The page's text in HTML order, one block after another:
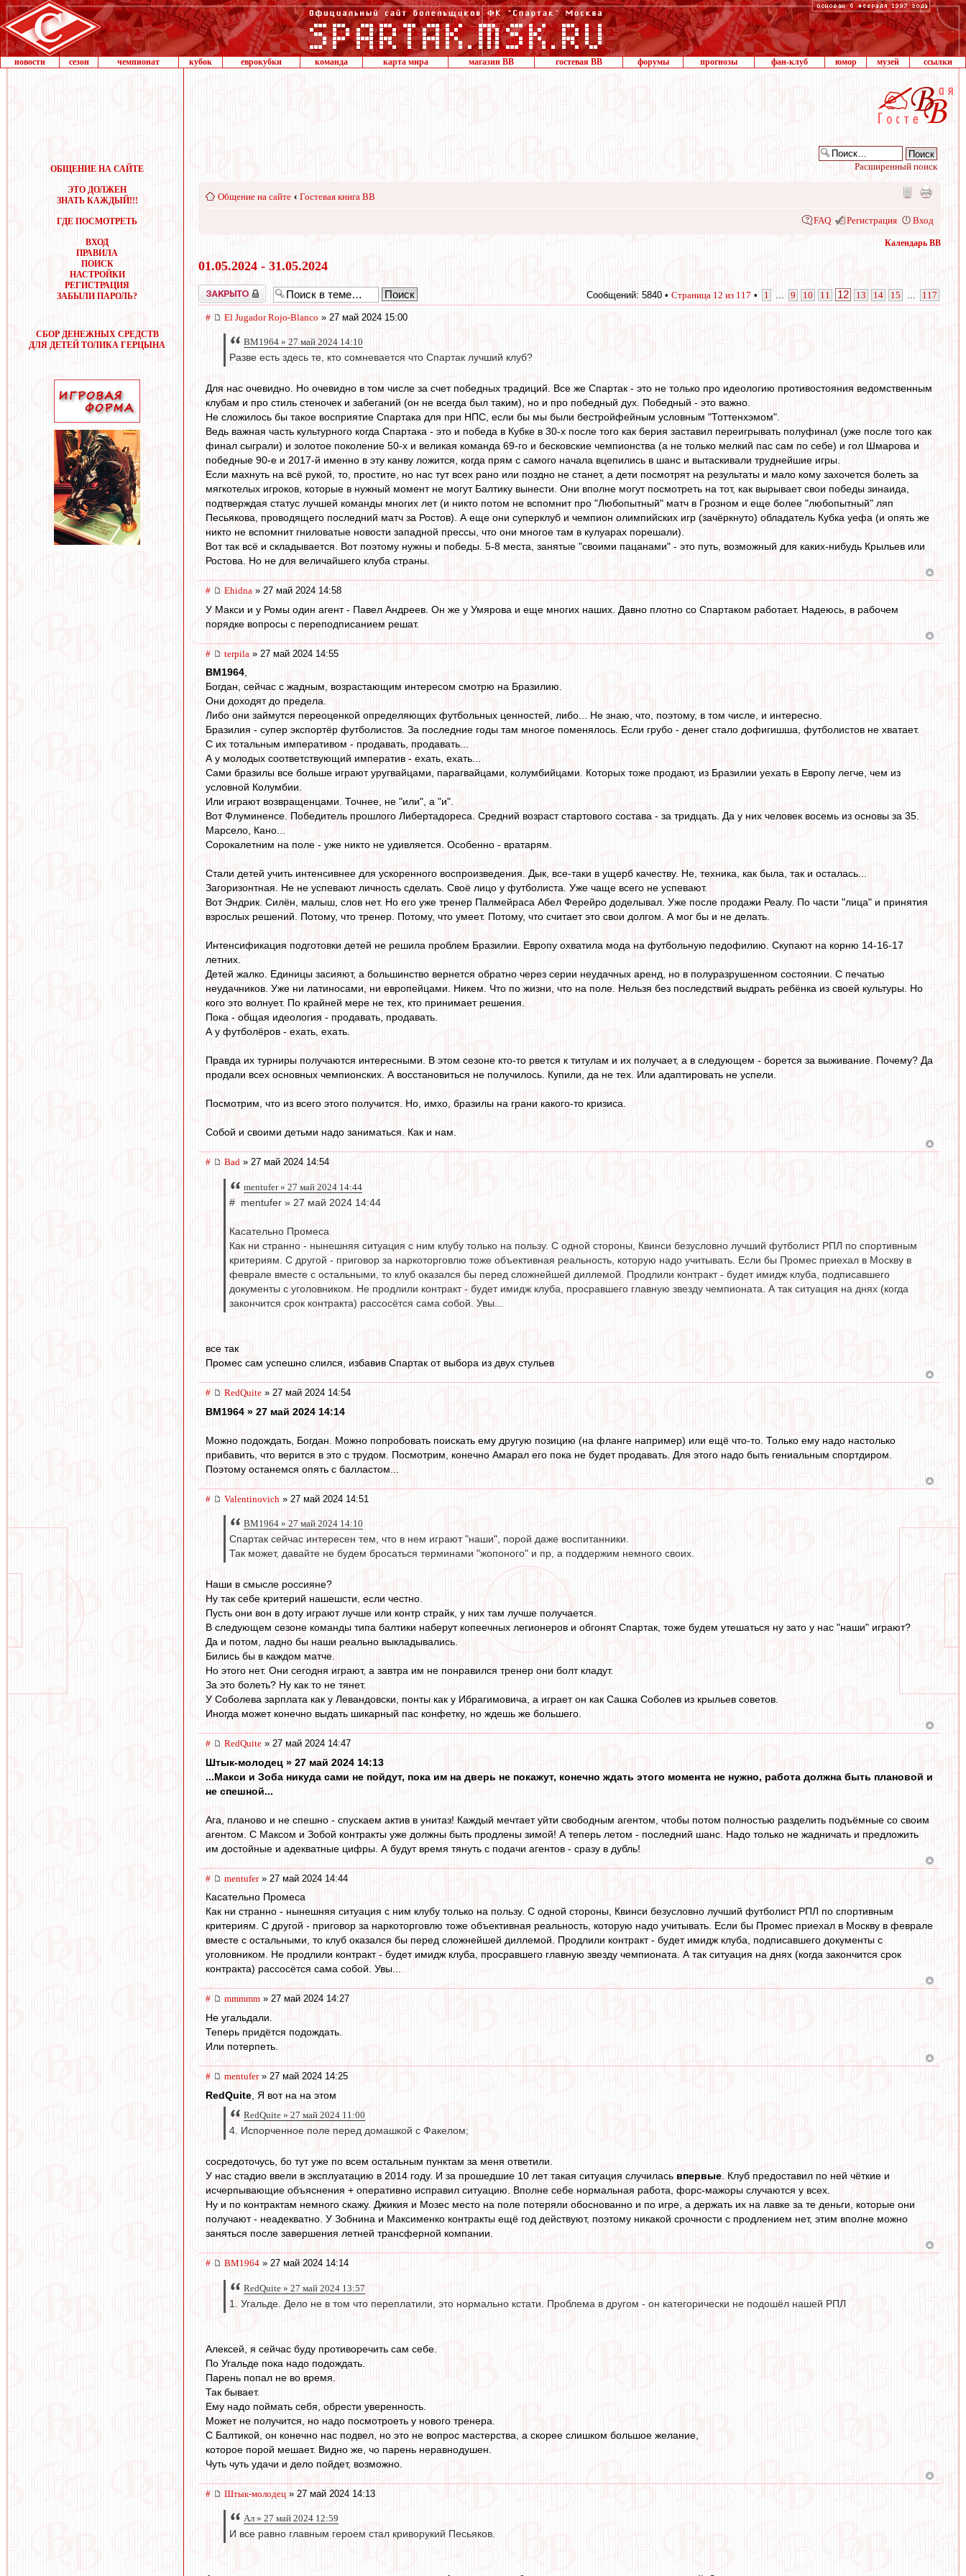
новости сезон чемпионат кубок еврокубки команда карта мира магазин ВВ гостевая ВВ форумы прогнозы фан-клуб юмор музей ссылки
ОБЩЕНИЕ НА САЙТЕ
ЭТО ДОЛЖЕН
ЗНАТЬ КАЖДЫЙ!!!
ГДЕ ПОСМОТРЕТЬ
ВХОД
ПРАВИЛА
ПОИСК
НАСТРОЙКИ
РЕГИСТРАЦИЯ
ЗАБЫЛИ ПАРОЛЬ?
СБОР ДЕНЕЖНЫХ СРЕДСТВ
ДЛЯ ДЕТЕЙ ТОЛИКА ГЕРЦЫНА
Расширенный поиск
Общение на сайте ‹ Гостевая книга ВВ
FAQ Регистрация Вход
Календарь ВВ
01.05.2024 - 31.05.2024
Закрыто Сообщений: 5840 • Страница 12 из 117 • 1 9 10 11 12 13 14 15 117
# El Jugador Rojo-Blanco » 27 май 2024 15:00
BM1964 » 27 май 2024 14:10
Разве есть здесь те, кто сомневается что Спартак лучший клуб?
Для нас очевидно. Но очевидно в том числе за счет победных традиций. Все же Спартак - это не только про идеологию противостояния ведомственным
клубам и про стиль стеночек и забеганий (он не всегда был таким), но и про победный дух. Победный - это важно.
Не сложилось бы такое восприятие Спартака для при НПС, если бы мы были бестройфейным условным "Тоттенхэмом".
Ведь важная часть культурного когда Спартака - это и победа в Кубке в 30-х после того как берия заставил переигрывать полуфинал (уже после того как
финал сыграли) и золотое поколение 50-х и великая команда 69-го и бесковские чемпионства (а не только мелкий пас сам по себе) и гол Шмарова и
победные 90-е и 2017-й именно в эту канву ложится, когда прям с самого начала вцепились в шанс и вытаскивали труднейшие игры.
Если махнуть на всё рукой, то, простите, но нас тут всех рано или поздно не станет, а дети посмотрят на результаты и мало кому захочется болеть за
мягкотелых игроков, которые в нужный момент не могут Балтику вынести. Они вполне могут посмотреть на тот, как вырывает свои победы зинаида,
подтверждая статус лучшей команды многих лет (и никто потом не вспомнит про "Любопытный" матч в Грозном и еще более "любопытный" ляп
Песьякова, проводящего последний матч за Ростов). А еще они суперклуб и чемпион олимпийских игр (зачёркнуто) обладатель Кубка уефа (и опять же
никто не вспомнит гниловатые новости западной прессы, что они многое там в кулуарах порешали).
Вот так всё и складывается. Вот поэтому нужны и победы. 5-8 места, занятые "своими пацанами" - это путь, возможный для каких-нибудь Крыльев или
Ростова. Но не для величайшего клуба страны.
# Ehidna » 27 май 2024 14:58
У Макси и у Ромы один агент - Павел Андреев. Он же у Умярова и еще многих наших. Давно плотно со Спартаком работает. Надеюсь, в рабочем
порядке вопросы с переподписанием решат.
# terpila » 27 май 2024 14:55
BM1964,
Богдан, сейчас с жадным, возрастающим интересом смотрю на Бразилию.
Они доходят до предела.
Либо они займутся переоценкой определяющих футбольных ценностей, либо... Не знаю, что, поэтому, в том числе, и интересно.
Бразилия - супер экспортёр футболистов. За последние годы там многое поменялось. Если грубо - денег стало дофигишша, футболистов не хватает.
С их тотальным императивом - продавать, продавать...
А у молодых соответствующий императив - ехать, ехать...
Сами бразилы все больше играют уругвайцами, парагвайцами, колумбийцами. Которых тоже продают, из Бразилии уехать в Европу легче, чем из
условной Колумбии.
Или играют возвращенцами. Точнее, не "или", а "и".
Вот Флуминенсе. Победитель прошлого Либертадореса. Средний возраст стартового состава - за тридцать. Да у них человек восемь из основы за 35.
Марсело, Кано...
Сорокалетним на поле - уже никто не удивляется. Особенно - вратарям.
Стали детей учить интенсивнее для ускоренного воспроизведения. Дык, все-таки в ущерб качеству. Не, техника, как была, так и осталась...
Загоризонтная. Не не успевают личность сделать. Своё лицо у футболиста. Уже чаще всего не успевают.
Вот Эндрик. Силён, малыш, слов нет. Но его уже тренер Палмейраса Абел Ферейро доделывал. Уже после продажи Реалу. По части "лица" и принятия
взрослых решений. Потому, что тренер. Потому, что умеет. Потому, что считает это свои долгом. А мог бы и не делать.
Интенсификация подготовки детей не решила проблем Бразилии. Европу охватила мода на футбольную педофилию. Скупают на корню 14-16-17
летних.
Детей жалко. Единицы засияют, а большинство вернется обратно через серии неудачных аренд, но в полуразрушенном состоянии. С печатью
неудачников. Уже ни латиносами, ни европейцами. Никем. Что по жизни, что на поле. Нельзя без последствий выдрать ребёнка из своей культуры. Но
кого это волнует. По крайней мере не тех, кто принимает решения.
Пока - общая идеология - продавать, продавать.
А у футболёров - ехать, ехать.
Правда их турниры получаются интересными. В этом сезоне кто-то рвется к титулам и их получает, а в следующем - борется за выживание. Почему? Да
продали всех основных чемпионских. А восстановиться не получилось. Купили, да не тех. Или адаптировать не успели.
Посмотрим, что из всего этого получится. Но, имхо, бразилы на грани какого-то кризиса.
Собой и своими детьми надо заниматься. Как и нам.
# Bad » 27 май 2024 14:54
mentufer » 27 май 2024 14:44
# mentufer » 27 май 2024 14:44
Касательно Промеса
Как ни странно - нынешняя ситуация с ним клубу только на пользу. С одной стороны, Квинси безусловно лучший футболист РПЛ по спортивным
критериям. С другой - приговор за наркоторговлю тоже объективная реальность, которую надо учитывать. Если бы Промес приехал в Москву в
феврале вместе с остальными, то клуб оказался бы перед сложнейшей диллемой. Продлили контракт - будет имидж клуба, подписавшего
документы с уголовником. Не продлили контракт - будет имидж клуба, просравшего главную звезду чемпионата. А так ситуация на днях (когда
закончится срок контракта) рассосётся сама собой. Увы...
все так
Промес сам успешно слился, избавив Спартак от выбора из двух стульев
# RedQuite » 27 май 2024 14:54
BM1964 » 27 май 2024 14:14
Можно подождать, Богдан. Можно попробовать поискать ему другую позицию (на фланге например) или ещё что-то. Только ему надо настолько
прибавить, что верится в это с трудом. Посмотрим, конечно Амарал его пока не будет продавать. Для этого надо быть гениальным спортдиром.
Поэтому останемся опять с балластом...
# Valentinovich » 27 май 2024 14:51
BM1964 » 27 май 2024 14:10
Спартак сейчас интересен тем, что в нем играют "наши", порой даже воспитанники.
Так может, давайте не будем бросаться терминами "жопоного" и пр, а поддержим немного своих.
Наши в смысле россияне?
Ну так себе критерий нашешсти, если честно.
Пусть они вон в доту играют лучше или контр страйк, у них там лучше получается.
В следующем сезоне команды типа балтики наберут копеечных легионеров и обгонят Спартак, тоже будем утешаться ну зато у нас "наши" играют?
Да и потом, ладно бы наши реально выкладывались.
Бились бы в каждом матче.
Но этого нет. Они сегодня играют, а завтра им не понравился тренер они болт кладут.
За это болеть? Ну как то не тянет.
У Соболева зарплата как у Левандовски, понты как у Ибрагимовича, а играет он как Сашка Соболев из крыльев советов.
Иногда может конечно выдать шикарный пас конфетку, но ждешь же большего.
# RedQuite » 27 май 2024 14:47
Штык-молодец » 27 май 2024 14:13
...Макси и Зоба никуда сами не пойдут, пока им на дверь не покажут, конечно ждать этого момента не нужно, работа должна быть плановой и
не спешной...
Ага, планово и не спешно - спускаем актив в унитаз! Каждый мечтает уйти свободным агентом, чтобы потом полностью разделить подъёмные со своим
агентом. С Максом и Зобой контракты уже должны быть продлены зимой! А теперь летом - последний шанс. Надо только не жадничать и предложить
им достойные и адекватные цифры. А будут время тянуть с подачи агентов - сразу в дубль!
# mentufer» 27 май 2024 14:44
Касательно Промеса
Как ни странно - нынешняя ситуация с ним клубу только на пользу. С одной стороны, Квинси безусловно лучший футболист РПЛ по спортивным
критериям. С другой - приговор за наркоторговлю тоже объективная реальность, которую надо учитывать. Если бы Промес приехал в Москву в феврале
вместе с остальными, то клуб оказался бы перед сложнейшей диллемой. Продлили контракт - будет имидж клуба, подписавшего документы с
уголовником. Не продлили контракт - будет имидж клуба, просравшего главную звезду чемпионата. А так ситуация на днях (когда закончится срок
контракта) рассосётся сама собой. Увы...
# mmmmm » 27 май 2024 14:27
Не угальдали.
Теперь придётся подождать.
Или потерпеть.
# mentufer» 27 май 2024 14:25
RedQuite , Я вот на на этом
RedQuite » 27 май 2024 11:00
4. Испорченное поле перед домашкой с Факелом;
сосредоточусь, бо тут уже по всем остальным пунктам за меня ответили.
У нас стадио ввели в эксплуатацию в 2014 году. И за прошедшие 10 лет такая ситуация случилась впервые. Клуб предоставил по ней чёткие и
исчерпывающие объяснения + оперативно исправил ситуацию. Вполне себе нормальная работа, форс-мажоры случаются у всех.
Ну и по контрактам немного скажу. Джикия и Мозес место на поле потеряли обоснованно и по игре, а держать их на лавке за те деньги, которые они
получают - неадекватно. У Зобнина и Максименко контракты ещё год действуют, поэтому никакой срочности с продлением нет, этим вполне можно
заняться после завершения летней трансферной компании.
# BM1964 » 27 май 2024 14:14
RedQuite » 27 май 2024 13:57
1. Угальде. Дело не в том что переплатили, это нормально кстати. Проблема в другом - он категорически не подошёл нашей РПЛ
Алексей, я сейчас буду противоречить сам себе.
По Угальде пока надо подождать.
Парень попал не во время.
Так бывает.
Ему надо поймать себя, обрести уверенность.
Может не получится, но надо посмотроеть у нового тренера.
С Балтикой, он конечно нас подвел, но это не вопрос мастерства, а скорее слишком большое желание,
которое порой мешает. Видно же, чо парень неравнодушен.
Чуть чуть удачи и дело пойдет, возможно.
# Штык-молодец » 27 май 2024 14:13
Ал » 27 май 2024 12:59
И все равно главным героем стал криворукий Песьяков.